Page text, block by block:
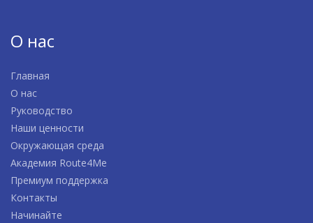
О нас
Главная
О нас
Руководство
Наши ценности
Окружающая среда
Академия Route4Me
Премиум поддержка
Контакты
Начинайте